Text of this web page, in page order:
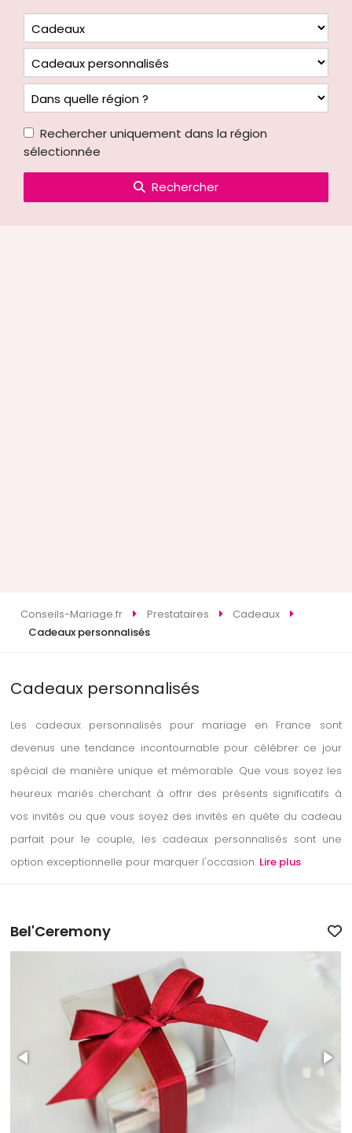
Rechercher uniquement dans la région
sélectionnée
Rechercher
Conseils-Mariage.fr Prestataires
Cadeaux
Cadeaux personnalisés
Cadeaux personnalisés
Les cadeaux personnalisés pour mariage en France sont
devenus une tendance incontournable pour célébrer ce jour
spécial de manière unique et mémorable. Que vous soyez les
heureux mariés cherchant à offrir des présents significatifs à
vos invités ou que vous soyez des invités en quête du cadeau
parfait pour le couple, les cadeaux personnalisés sont une
option exceptionnelle pour marquer l'occasion. Lire plus
Bel'Ceremony